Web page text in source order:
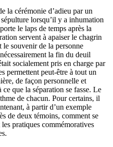
la cérémonie d’adieu par un
lorsqu’il y a inhumation
le laps de temps après la
servent à apaiser le chagrin
le souvenir de la personne
la fin du deuil
socialement pris en charge par
permettent peut-être à tout un
de façon personnelle et
que la séparation se fasse. Le
de chacun. Pour certains, il
à partir d’un exemple
de deux témoins, comment se
pratiques commémoratives